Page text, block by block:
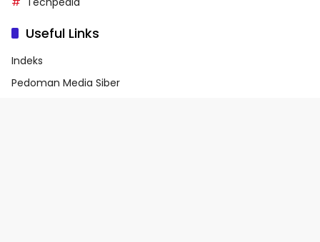
Useful Links
Indeks
Pedoman Media Siber